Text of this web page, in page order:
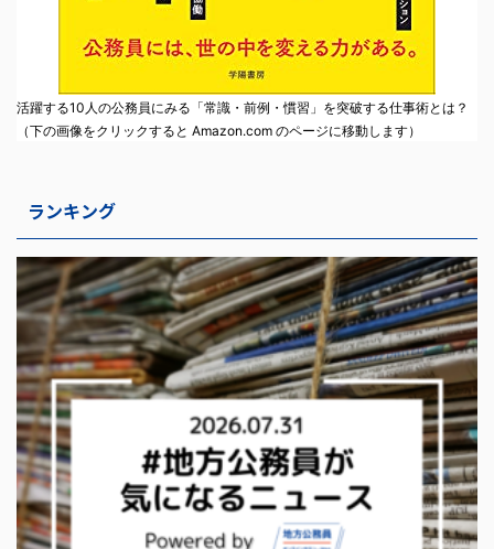
活躍する10人の公務員にみる「常識・前例・慣習」を突破する仕事術とは？
（下の画像をクリックすると Amazon.com のページに移動します）
ランキング